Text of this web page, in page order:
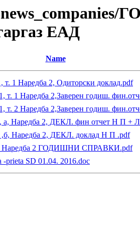
ЕАД
Name
т. 1 Наредба 2, Одиторски доклад.pdf
т. 1 Наредба 2,Заверен годиш.
т. 2 Наредба 2,Заверен годиш.
а, Наредба 2, ДЕКЛ. фин отчет Н П +
Наредба 2, ДЕКЛ. доклад Н П .pdf
Наредба 2 ГОДИШНИ СПРАВКИ.pdf
prieta SD 01.04. 2016.doc